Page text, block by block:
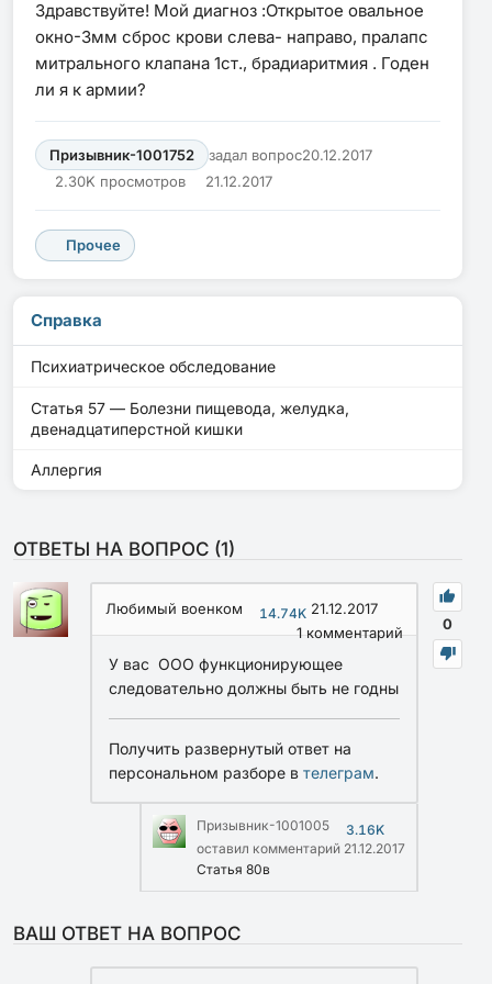
Здравствуйте! Мой диагноз :Открытое овальное
окно-3мм сброс крови слева- направо, пралапс
митрального клапана 1ст., брадиаритмия . Годен
ли я к армии?
Призывник-1001752 задал вопрос20.12.2017
2.30K просмотров
21.12.2017
Прочее
Справка
Психиатрическое обследование
Статья 57 — Болезни пищевода, желудка,
двенадцатиперстной кишки
Аллергия
ОТВЕТЫ НА ВОПРОС (1)
0
Любимый военком 14.74K 21.12.2017
1комментарий
У вас ООО функционирующее
следовательно должны быть не годны
Получить развернутый ответ на
персональном разборе в телеграм.
Призывник-1001005
3.16K
оставил комментарий 21.12.2017
Статья 80в
ВАШ ОТВЕТ НА ВОПРОС